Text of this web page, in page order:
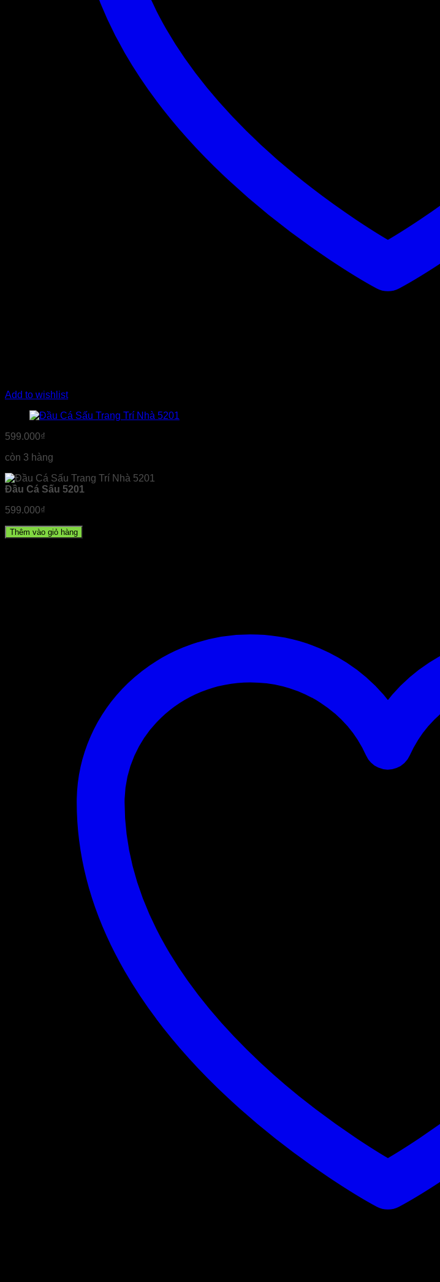
Add to wishlist
599.000₫
còn 3 hàng
Đầu Cá Sấu 5201
599.000₫
Thêm vào giỏ hàng